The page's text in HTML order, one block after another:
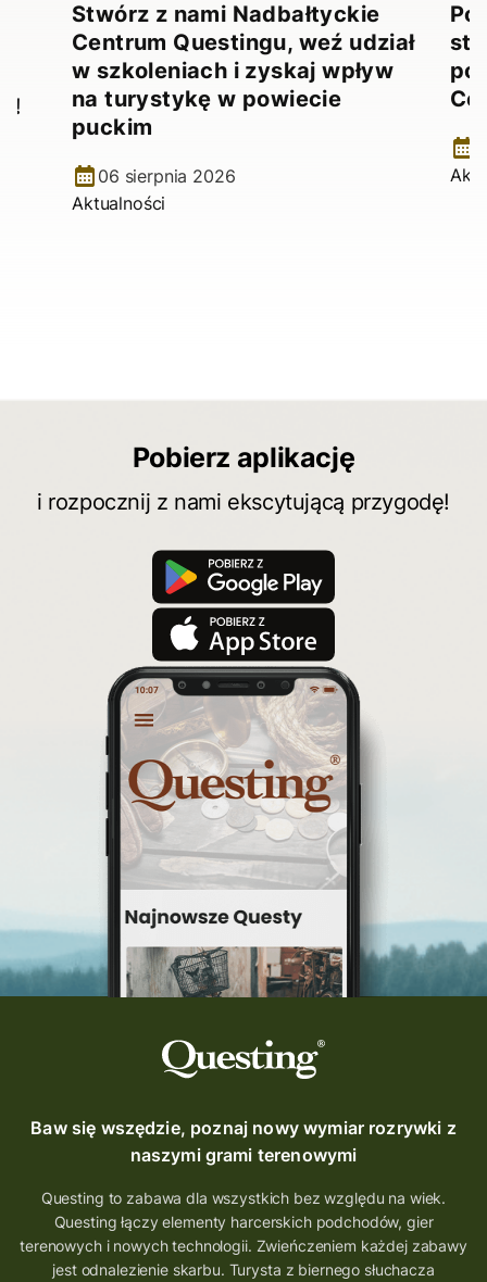
Stwórz z nami Nadbałtyckie
Centrum Questingu, weź udział
w szkoleniach i zyskaj wpływ
na turystykę w powiecie
puckim
06 sierpnia 2026
Aktualności
Pobierz aplikację
i rozpocznij z nami ekscytującą przygodę!
Baw się wszędzie, poznaj nowy wymiar rozrywki z
naszymi grami terenowymi
Questing to zabawa dla wszystkich bez względu na wiek.
Questing łączy elementy harcerskich podchodów, gier
terenowych i nowych technologii. Zwieńczeniem każdej zabawy
jest odnalezienie skarbu. Turysta z biernego słuchacza